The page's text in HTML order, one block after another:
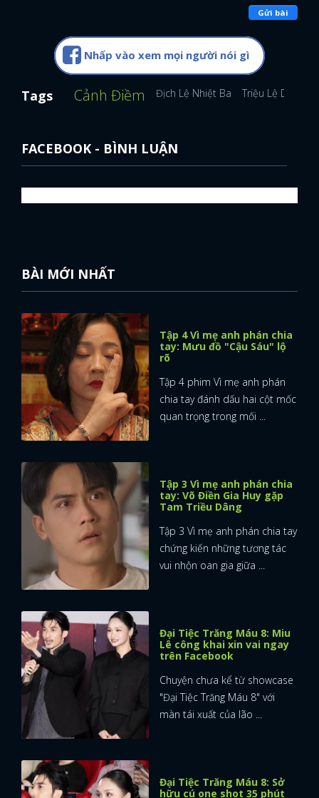
Gửi bài
Nhấp vào xem mọi người nói gì
Tags Cảnh Điềm Địch Lệ Nhiệt Ba Triệu Lệ Dĩnh
FACEBOOK - BÌNH LUẬN
BÀI MỚI NHẤT
Tập 4 Vì mẹ anh phán chia
tay: Mưu đồ "Cậu Sáu" lộ
rõ
Tập 4 phim Vì mẹ anh phán
chia tay đánh dấu hai cột mốc
quan trọng trong mối ...
Tập 3 Vì mẹ anh phán chia
tay: Võ Điền Gia Huy gặp
Tam Triều Dâng
Tập 3 Vì mẹ anh phán chia tay
chứng kiến những tương tác
vui nhộn oan gia giữa ...
Đại Tiệc Trăng Máu 8: Miu
Lê công khai xin vai ngay
trên Facebook
Chuyện chưa kể từ showcase
"Đại Tiệc Trăng Máu 8" với
màn tái xuất của lão ...
Đại Tiệc Trăng Máu 8: Sở
hữu cú one shot 35 phút